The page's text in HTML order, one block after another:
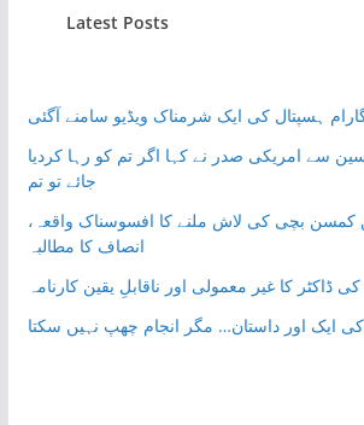
Latest Posts
ہسپتال کی ایک شرمناک ویڈیو سامنے آگئی
سے امریکی صدر نے کہا اگر تم کو رہا کردیا
جائے تو تم
کمسن بچی کی لاش ملنے کا افسوسناک واقعہ،
انصاف کا مطالبہ
ڈاکٹر کا غیر معمولی اور ناقابلِ یقین کارنامہ
ایک اور داستان… مگر انجام چھپ نہیں سکتا